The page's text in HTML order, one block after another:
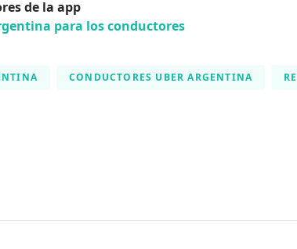
de la app
para los conductores
CONDUCTORES UBER ARGENTINA